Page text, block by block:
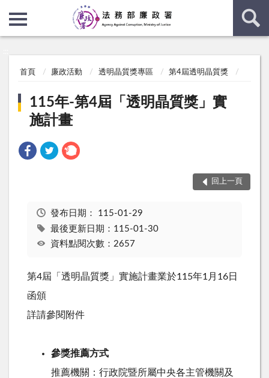
首頁 廉政活動 透明晶質獎專區 第4屆透明晶質獎
115年-第4屆「透明晶質獎」實
施計畫
回上一頁
發布日期： 115-01-29
最後更新日期：115-01-30
資料點閱次數：2657
第4屆「透明晶質獎」實施計畫業於115年1月16日
函頒
詳請參閱附件
參獎推薦方式
推薦機關：行政院暨所屬中央各主管機關及